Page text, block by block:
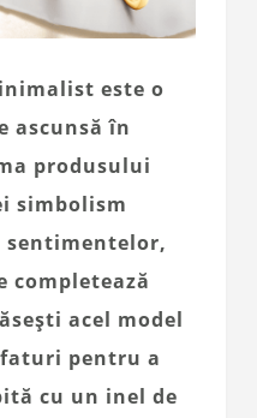
este o
ascunsă în
produsului
simbolism
sentimentelor,
completează
acel model
pentru a
cu un inel de